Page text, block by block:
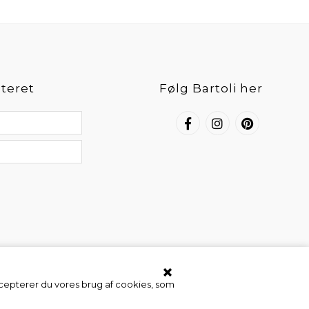
du vores brug af cookies, som
Følg Bartoli her